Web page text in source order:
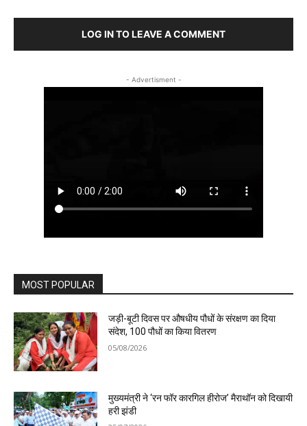
LOG IN TO LEAVE A COMMENT
- Advertisment -
MOST POPULAR
जड़ी-बूटी दिवस पर औषधीय पौधों के संरक्षण का दिया
संदेश, 100 पौधों का किया वितरण
05/08/2026
मुख्यमंत्री ने ‘रन फॉर कारगिल हीरोज’ मैराथॉन को दिखायी
हरी झंडी